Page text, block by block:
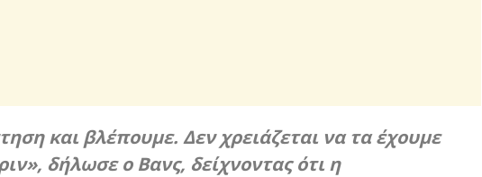
και βλέπουμε. Δεν χρειάζεται να τα έχουμε
δήλωσε ο Βανς, δείχνοντας ότι η